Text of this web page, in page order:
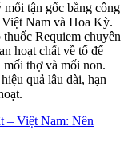
tận gốc bằng công
Nam và Hoa Kỳ.
Requiem chuyên
hoạt chất về tổ để
mối thợ và mối non.
quả lâu dài, hạn
– Việt Nam: Nên